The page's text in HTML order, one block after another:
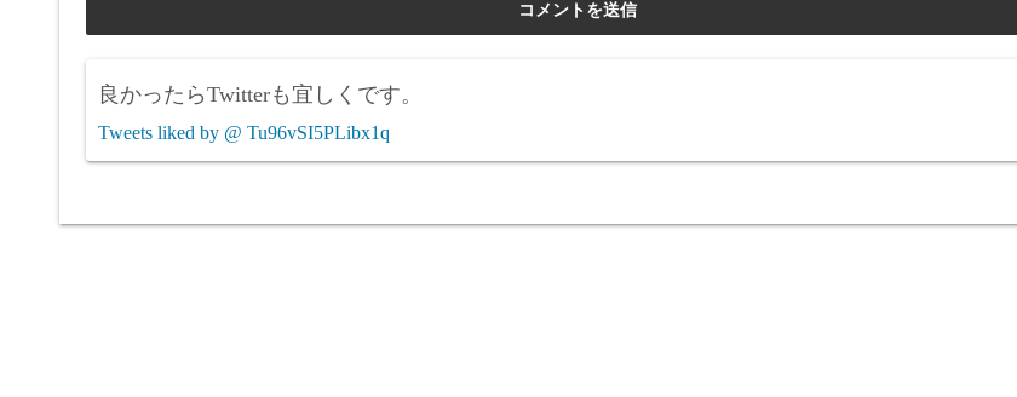
良かったらTwitterも宜しくです。
Tweets liked by @ Tu96vSI5PLibx1q